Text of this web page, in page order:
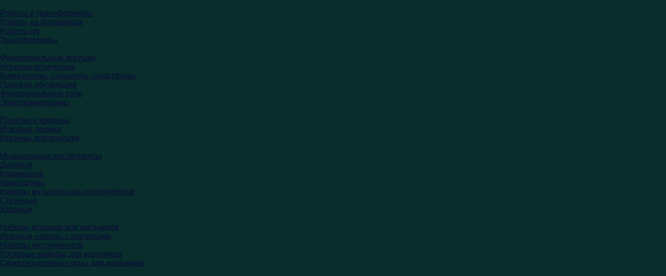
Роботы и трансформеры
Роботы на батарейках
Роботы р/у
Трансформеры
Функциональные игрушки
Игрушки оптические
Компьютеры, планшеты, смартфоны
Плакаты обучающие
Функциональные рули
Электровикторины
Палатки и корзины
Игровые домики
Корзины для игрушек
Музыкальные инструменты
Духовые
Клавишные
Микрофоны
Наборы музыкальных инструментов
Струнные
Ударные
Наборы игровые для мальчиков
Игровые наборы с фигурками
Наборы инструментов
Ростовые наборы для мальчиков
Сюжетно-ролевые игры для мальчиков